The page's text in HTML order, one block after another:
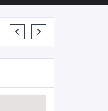
KRYSTIAN PISULA